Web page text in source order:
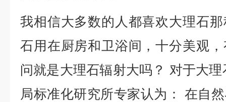
我相信大多数的人都喜欢大理石
石用在厨房和卫浴间，十分美观
问就是大理石辐射大吗？ 对于大
局标准化研究所专家认为： 在自